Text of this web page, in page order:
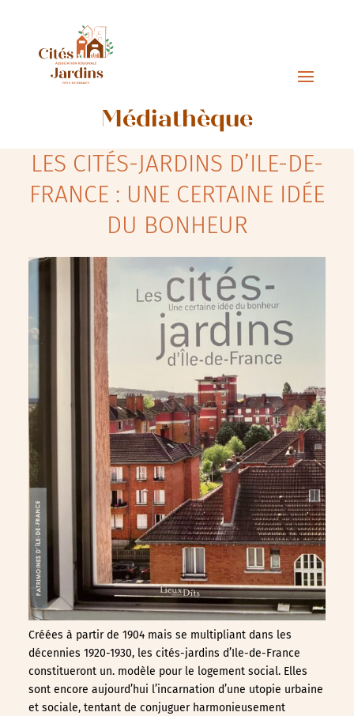
Médiathèque
LES CITÉS-JARDINS D’ILE-DE-
FRANCE : UNE CERTAINE IDÉE
DU BONHEUR
Créées à partir de 1904 mais se multipliant dans les
décennies 1920-1930, les cités-jardins d’Ile-de-France
constitueront un. modèle pour le logement social. Elles
sont encore aujourd’hui l’incarnation d’une utopie urbaine
et sociale, tentant de conjuguer harmonieusement